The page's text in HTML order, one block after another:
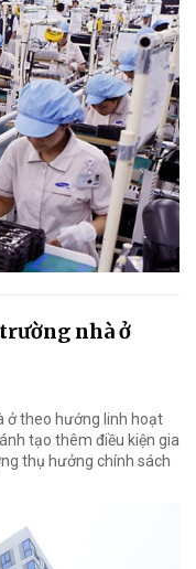
nhà ở
ở theo hướng linh hoạt
tạo thêm điều kiện gia
thụ hưởng chính sách